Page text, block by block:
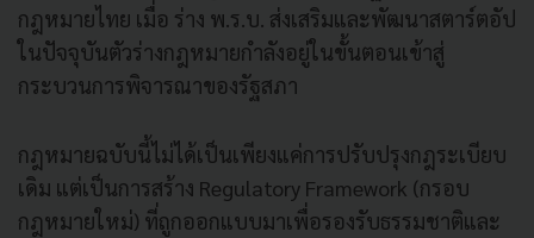
กฎหมายไทย เมื่อ ร่าง พ.ร.บ. ส่งเสริมและพัฒนาสตาร์ตอัป
ในปัจจุบันตัวร่างกฎหมายกำลังอยู่ในขั้นตอนเข้าสู่
กระบวนการพิจารณาของรัฐสภา
กฎหมายฉบับนี้ไม่ได้เป็นเพียงแค่การปรับปรุงกฎระเบียบ
เดิม แต่เป็นการสร้าง Regulatory Framework (กรอบ
กฎหมายใหม่) ที่ถูกออกแบบมาเพื่อรองรับธรรมชาติและ